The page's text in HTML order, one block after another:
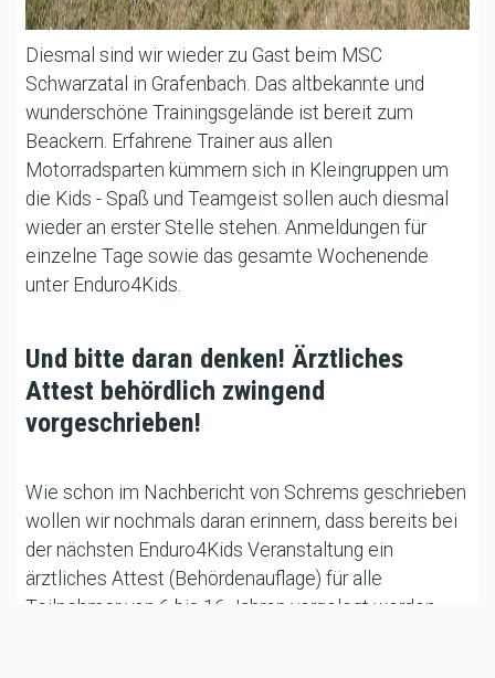
Diesmal sind wir wieder zu Gast beim MSC
Schwarzatal in Grafenbach. Das altbekannte und
wunderschöne Trainingsgelände ist bereit zum
Beackern. Erfahrene Trainer aus allen
Motorradsparten kümmern sich in Kleingruppen um
die Kids - Spaß und Teamgeist sollen auch diesmal
wieder an erster Stelle stehen. Anmeldungen für
einzelne Tage sowie das gesamte Wochenende
unter Enduro4Kids.
Und bitte daran denken! Ärztliches
Attest behördlich zwingend
vorgeschrieben!
Wie schon im Nachbericht von Schrems geschrieben
wollen wir nochmals daran erinnern, dass bereits bei
der nächsten Enduro4Kids Veranstaltung ein
ärztliches Attest (Behördenauflage) für alle
Teilnehmer von 6 bis 16 Jahren vorgelegt werden